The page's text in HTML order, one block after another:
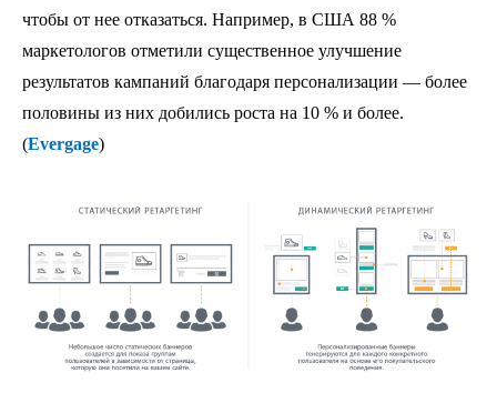
чтобы от нее отказаться. Например, в США 88 %
маркетологов отметили существенное улучшение
результатов кампаний благодаря персонализации — более
половины из них добились роста на 10 % и более.
(Evergage)